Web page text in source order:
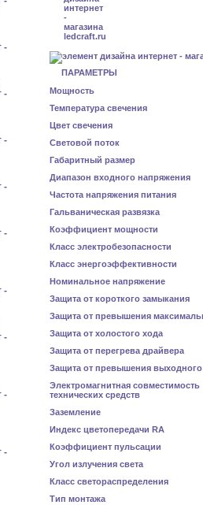
ПАРАМЕТРЫ
Мощность
Температура свечения
Цвет свечения
Световой поток
Габаритный размер
Диапазон входного напряжения
Частота напряжения питания
Гальваническая развязка
Коэффициент мощности
Класс электробезопасности
Класс энергоэффективности
Номинальное напряжение
Защита от короткого замыкания
Защита от превышения
Защита от холостого хода
Защита от перегрева драйвера
Защита от превышения
Электромагнитная совместимость
технических средств
Заземление
Индекс цветопередачи RA
Коэффициент пульсации
Угол излучения света
Класс светораспределения
Тип монтажа